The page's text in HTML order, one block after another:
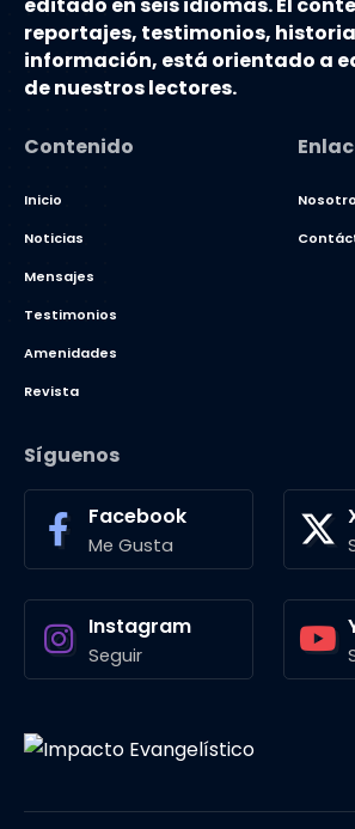
reportajes, testimonios,
información, está orientado a
de nuestros lectores.
Contenido
Inicio
Noticias
Mensajes
Testimonios
Amenidades
Revista
Síguenos
Facebook
Me Gusta
Instagram
Seguir